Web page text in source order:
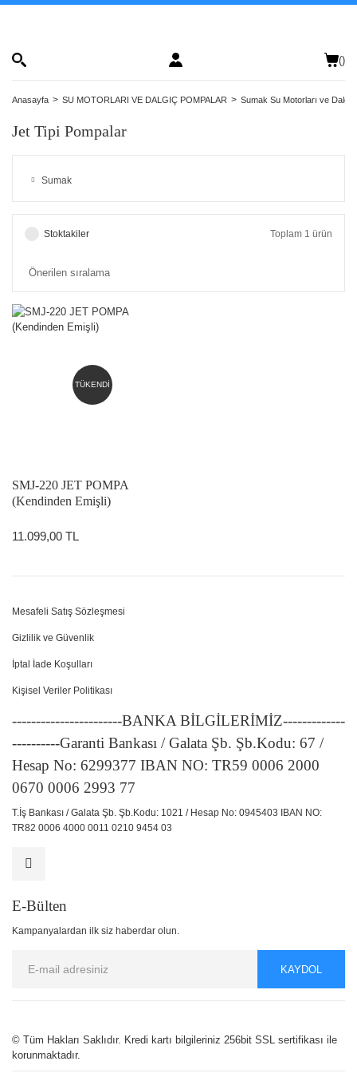
()
Anasayfa SU MOTORLARI VE DALGIÇ POMPALAR Sumak Su Motorları ve
Jet Tipi Pompalar
Sumak
Stoktakiler Toplam 1 ürün
TÜKENDİ
SMJ-220 JET POMPA
(Kendinden Emişli)
11.099,00 TL
Mesafeli Satış Sözleşmesi
Gizlilik ve Güvenlik
İptal İade Koşulları
Kişisel Veriler Politikası
-----------------------BANKA BİLGİLERİMİZ-------------
----------Garanti Bankası / Galata Şb. Şb.Kodu: 67 /
Hesap No: 6299377 IBAN NO: TR59 0006 2000
0670 0006 2993 77
T.İş Bankası / Galata Şb. Şb.Kodu: 1021 / Hesap No: 0945403 IBAN NO:
TR82 0006 4000 0011 0210 9454 03
E-Bülten
Kampanyalardan ilk siz haberdar olun.
KAYDOL
© Tüm Hakları Saklıdır. Kredi kartı bilgileriniz 256bit SSL sertifikası ile
korunmaktadır.